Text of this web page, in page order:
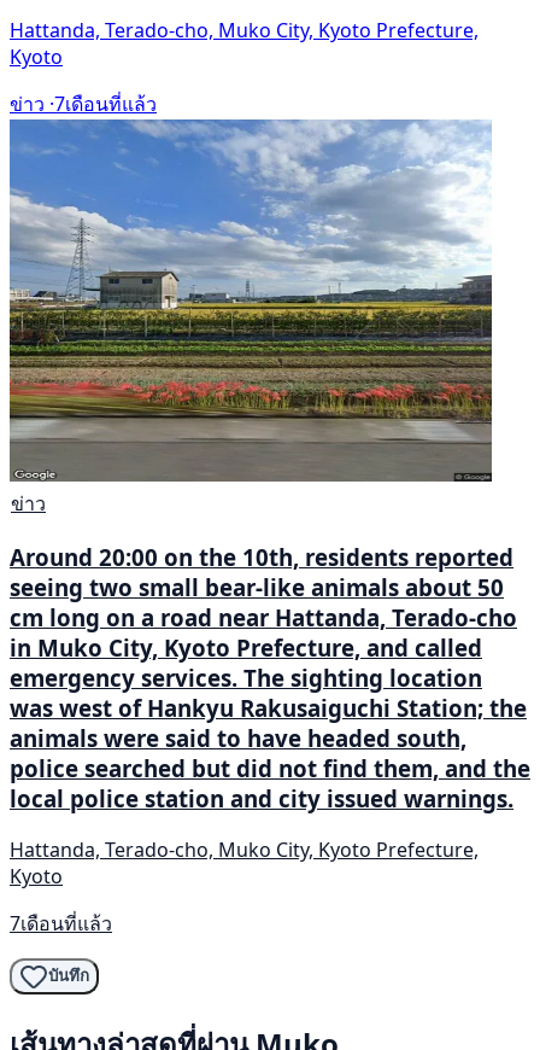
Hattanda, Terado-cho, Muko City, Kyoto Prefecture,
Kyoto
ข่าว ·7เดือนที่แล้ว
ข่าว
Around 20:00 on the 10th, residents reported
seeing two small bear-like animals about 50
cm long on a road near Hattanda, Terado-cho
in Muko City, Kyoto Prefecture, and called
emergency services. The sighting location
was west of Hankyu Rakusaiguchi Station; the
animals were said to have headed south,
police searched but did not find them, and the
local police station and city issued warnings.
Hattanda, Terado-cho, Muko City, Kyoto Prefecture,
Kyoto
7เดือนที่แล้ว
บันทึก